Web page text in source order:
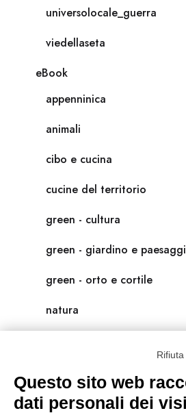
universolocale_guerra
viedellaseta
eBook
appenninica
animali
cibo e cucina
cucine del territorio
green - cultura
green - giardino e
green - orto e cortile
natura
scienza
Questo sito web
dati personali dei